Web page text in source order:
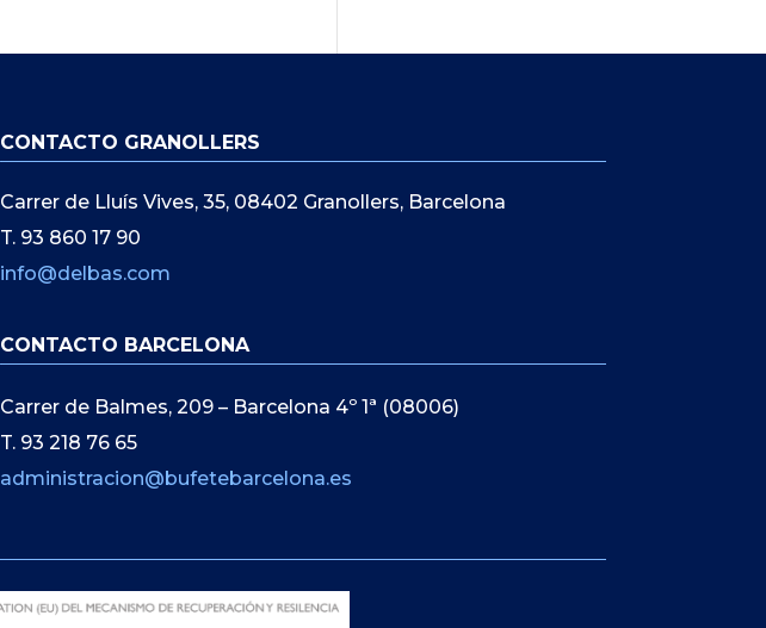
CONTACTO GRANOLLERS
Carrer de Lluís Vives, 35, 08402 Granollers, Barcelona
T. 93 860 17 90
info@delbas.com
CONTACTO BARCELONA
Carrer de Balmes, 209 – Barcelona 4º 1ª (08006)
T. 93 218 76 65
administracion@bufetebarcelona.es